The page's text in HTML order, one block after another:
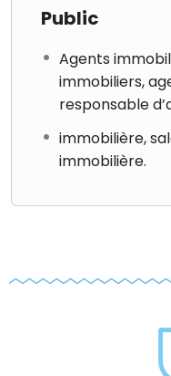
Public
Agents
immobiliers,
responsable
immobilière,
immobilière.